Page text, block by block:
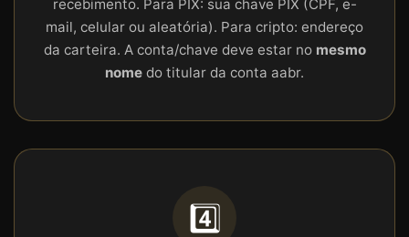
recebimento. Para PIX: sua chave PIX (CPF, e-
mail, celular ou aleatória). Para cripto: endereço
da carteira. A conta/chave deve estar no mesmo
nome do titular da conta aabr.
4️⃣